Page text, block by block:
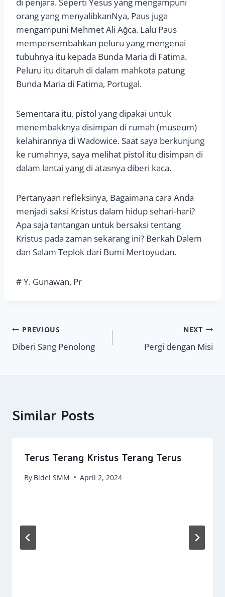
di penjara. Seperti Yesus yang mengampuni
orang yang menyalibkanNya, Paus juga
mengampuni Mehmet Ali Ağca. Lalu Paus
mempersembahkan peluru yang mengenai
tubuhnya itu kepada Bunda Maria di Fatima.
Peluru itu ditaruh di dalam mahkota patung
Bunda Maria di Fatima, Portugal.
Sementara itu, pistol yang dipakai untuk
menembakknya disimpan di rumah (museum)
kelahirannya di Wadowice. Saat saya berkunjung
ke rumahnya, saya melihat pistol itu disimpan di
dalam lantai yang di atasnya diberi kaca.
Pertanyaan refleksinya, Bagaimana cara Anda
menjadi saksi Kristus dalam hidup sehari-hari?
Apa saja tantangan untuk bersaksi tentang
Kristus pada zaman sekarang ini? Berkah Dalem
dan Salam Teplok dari Bumi Mertoyudan.
# Y. Gunawan, Pr
Navigasi
pos
PREVIOUS
Diberi Sang Penolong
NEXT
Pergi dengan Misi
Similar Posts
Terus Terang Kristus Terang Terus
By Bidel SMM April 2, 2024